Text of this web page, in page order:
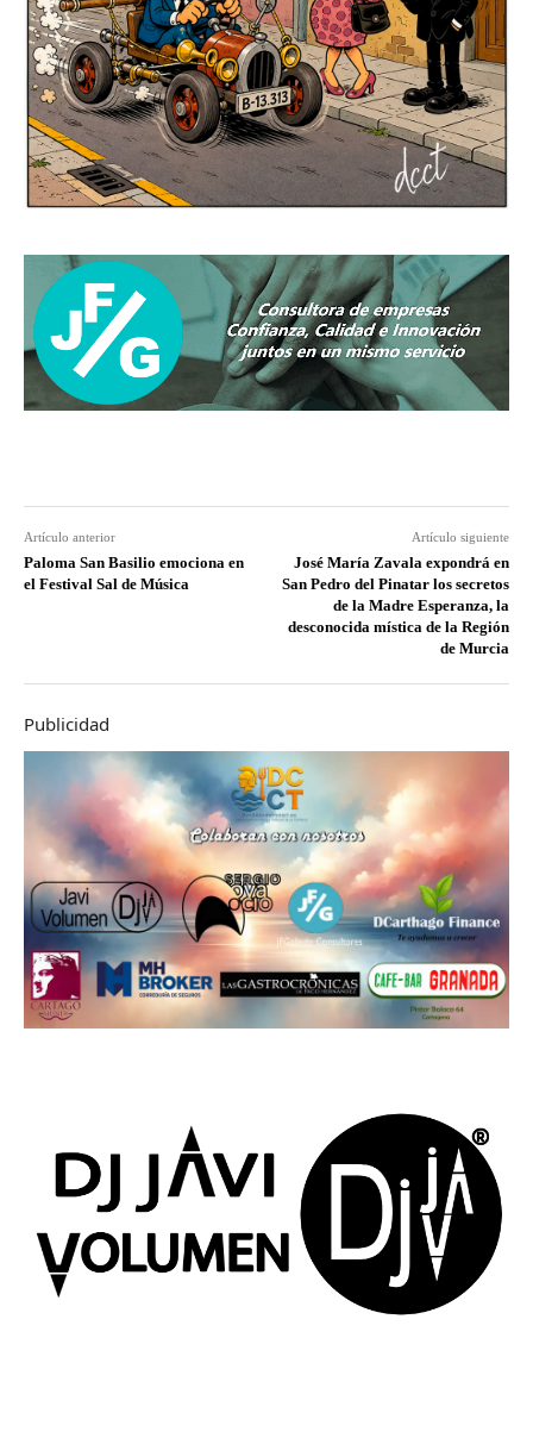
Artículo anterior
Paloma San Basilio emociona en
el Festival Sal de Música
Artículo siguiente
José María Zavala expondrá en
San Pedro del Pinatar los secretos
de la Madre Esperanza, la
desconocida mística de la Región
de Murcia
Publicidad